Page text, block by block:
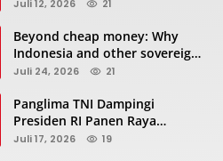
Juli 12, 2026 21
Beyond cheap money: Why
Indonesia and other sovereigns
are turning to panda bonds
Juli 24, 2026 21
Panglima TNI Dampingi
Presiden RI Panen Raya
Terpadu TNI, Perkuat
Juli 17, 2026 19